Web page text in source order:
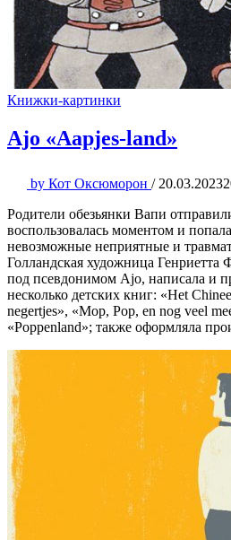
Книжки-картинки
Ajo «Aapjes-land»
by Кот Оксюморон / 20.03.2023
Родители обезьянки Вапи
воспользовалась моментом и
невозможные неприятные и
Голландская художница Генриетта
под псевдонимом Ajo, написала и
несколько детских книг: «Het
negertjes», «Mop, Pop, en nog veel
«Poppenland»; также оформляла